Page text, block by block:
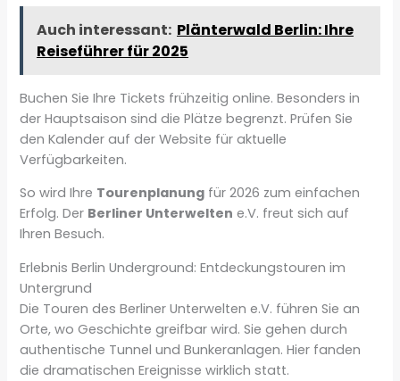
Auch interessant: Plänterwald Berlin: Ihre
Reiseführer für 2025
Buchen Sie Ihre Tickets frühzeitig online. Besonders in
der Hauptsaison sind die Plätze begrenzt. Prüfen Sie
den Kalender auf der Website für aktuelle
Verfügbarkeiten.
So wird Ihre Tourenplanung für 2026 zum einfachen
Erfolg. Der Berliner Unterwelten e.V. freut sich auf
Ihren Besuch.
Erlebnis Berlin Underground: Entdeckungstouren im
Untergrund
Die Touren des Berliner Unterwelten e.V. führen Sie an
Orte, wo Geschichte greifbar wird. Sie gehen durch
authentische Tunnel und Bunkeranlagen. Hier fanden
die dramatischen Ereignisse wirklich statt.